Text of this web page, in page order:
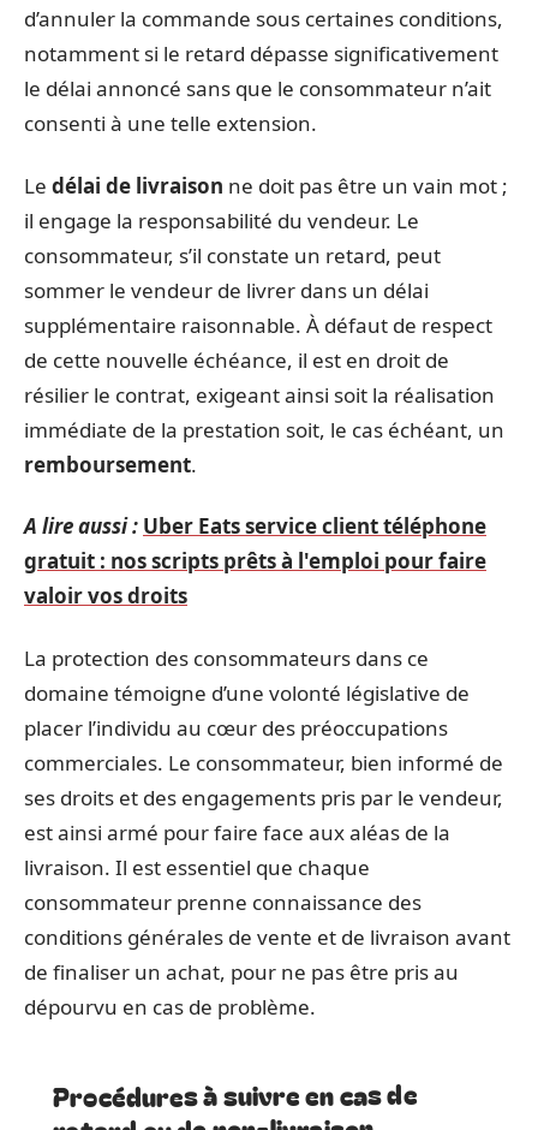
d’annuler la commande sous certaines conditions,
notamment si le retard dépasse significativement
le délai annoncé sans que le consommateur n’ait
consenti à une telle extension.
Le délai de livraison ne doit pas être un vain mot ;
il engage la responsabilité du vendeur. Le
consommateur, s’il constate un retard, peut
sommer le vendeur de livrer dans un délai
supplémentaire raisonnable. À défaut de respect
de cette nouvelle échéance, il est en droit de
résilier le contrat, exigeant ainsi soit la réalisation
immédiate de la prestation soit, le cas échéant, un
remboursement.
A lire aussi : Uber Eats service client téléphone
gratuit : nos scripts prêts à l'emploi pour faire
valoir vos droits
La protection des consommateurs dans ce
domaine témoigne d’une volonté législative de
placer l’individu au cœur des préoccupations
commerciales. Le consommateur, bien informé de
ses droits et des engagements pris par le vendeur,
est ainsi armé pour faire face aux aléas de la
livraison. Il est essentiel que chaque
consommateur prenne connaissance des
conditions générales de vente et de livraison avant
de finaliser un achat, pour ne pas être pris au
dépourvu en cas de problème.
Procédures à suivre en cas de